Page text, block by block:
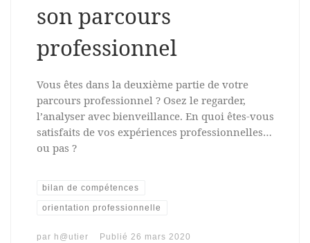
son parcours
professionnel
Vous êtes dans la deuxième partie de votre
parcours professionnel ? Osez le regarder,
l’analyser avec bienveillance. En quoi êtes-vous
satisfaits de vos expériences professionnelles…
ou pas ?
bilan de compétences
orientation professionnelle
par h@utier Publié 26 mars 2020